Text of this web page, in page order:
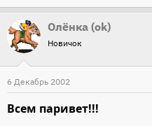
Олёнка (ok)
Новичок
6 Декабрь 2002
Всем паривет!!!